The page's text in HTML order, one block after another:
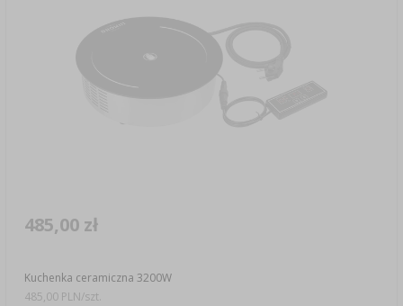
Kuchenka ceramiczna 3200W
485,00 zł
485,00 PLN/szt.